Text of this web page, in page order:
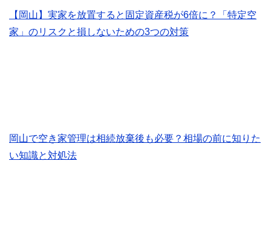
【岡山】実家を放置すると固定資産税が6倍に？「特定空
家」のリスクと損しないための3つの対策
岡山で空き家管理は相続放棄後も必要？相場の前に知りた
い知識と対処法